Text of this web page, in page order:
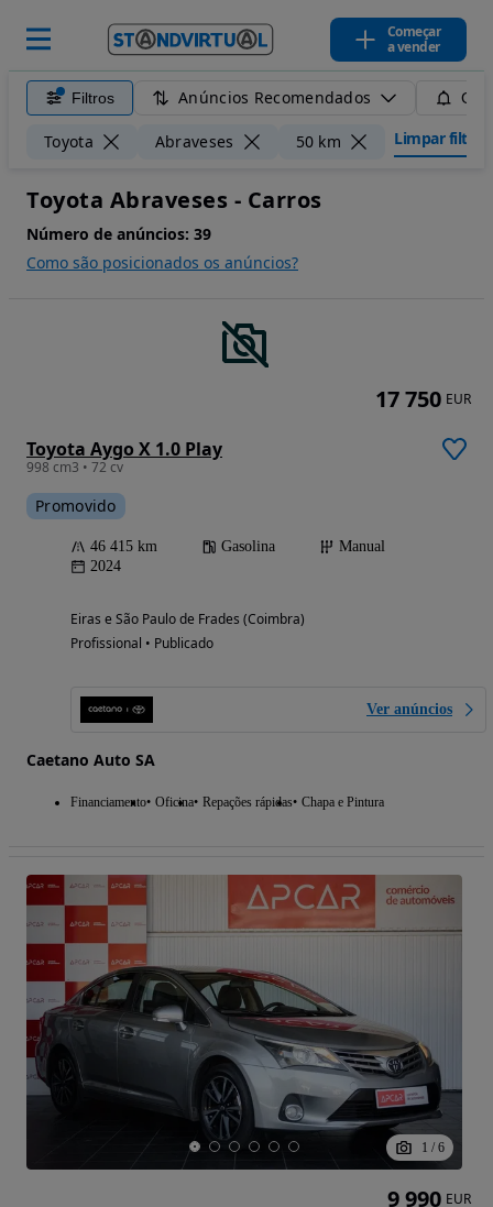
Começar
a vender
Filtros Anúncios Recomendados
Toyota Abraveses 50 km Limpar filtros
Toyota Abraveses - Carros
Número de anúncios: 39
Como são posicionados os anúncios?
Toyota Aygo X 1.0 Play
998 cm3 • 72 cv
Promovido
46 415 km Gasolina
Manual
2024
Eiras e São Paulo de Frades (Coimbra)
Profissional • Publicado
Ver anúncios
Caetano Auto SA
Financiamento Oficina Repações rápidas Chapa e Pintura
17 750 EUR
1 / 6
9 990 EUR